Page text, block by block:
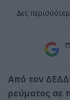
Δες
Από τον
ρεύματος σε